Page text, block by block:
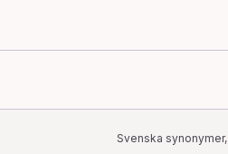
Svenska